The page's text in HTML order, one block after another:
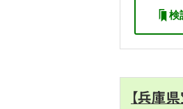
検
【兵庫